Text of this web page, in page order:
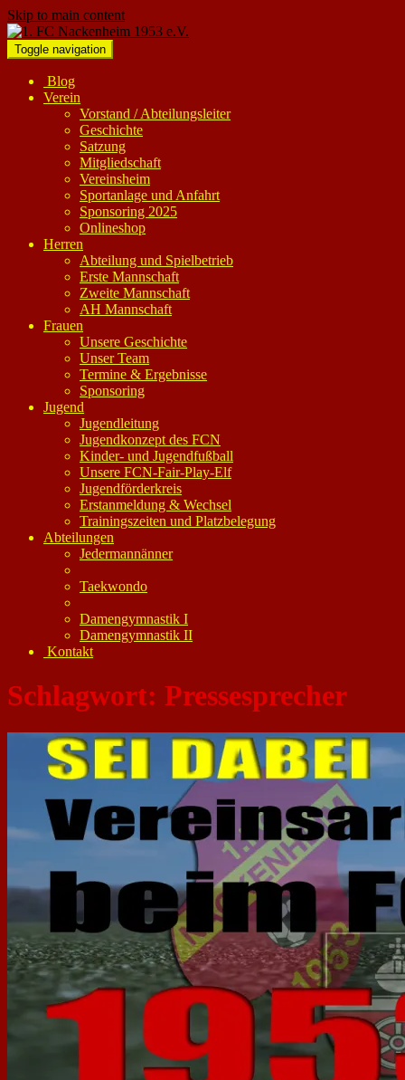
Skip to main content
Toggle navigation
Blog
Verein
Vorstand / Abteilungsleiter
Geschichte
Satzung
Mitgliedschaft
Vereinsheim
Sportanlage und Anfahrt
Sponsoring 2025
Onlineshop
Herren
Abteilung und Spielbetrieb
Erste Mannschaft
Zweite Mannschaft
AH Mannschaft
Frauen
Unsere Geschichte
Unser Team
Termine & Ergebnisse
Sponsoring
Jugend
Jugendleitung
Jugendkonzept des FCN
Kinder- und Jugendfußball
Unsere FCN-Fair-Play-Elf
Jugendförderkreis
Erstanmeldung & Wechsel
Trainingszeiten und Platzbelegung
Abteilungen
Jedermannänner
Taekwondo
Damengymnastik I
Damengymnastik II
Kontakt
Schlagwort: Pressesprecher